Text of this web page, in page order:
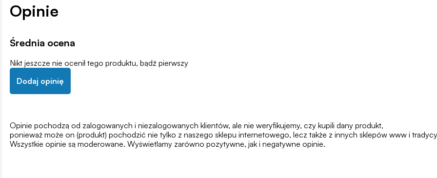
Opinie
Średnia ocena
Nikt jeszcze nie ocenił tego produktu, bądź pierwszy
Dodaj opinię
Opinie pochodzą od zalogowanych i niezalogowanych klientów, ale nie weryfikujemy, czy kupili dany produkt,
ponieważ może on (produkt) pochodzić nie tylko z naszego sklepu internetowego, lecz także z innych sklepów www i
Wszystkie opinie są moderowane. Wyświetlamy zarówno pozytywne, jak i negatywne opinie.